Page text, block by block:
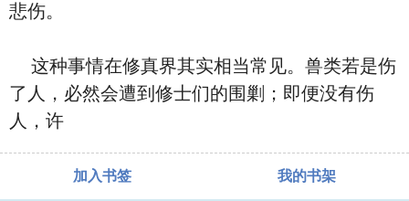
悲伤。
这种事情在修真界其实相当常见。兽类若是伤
了人，必然会遭到修士们的围剿；即便没有伤
人，许
加入书签 我的书架